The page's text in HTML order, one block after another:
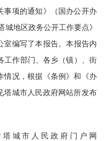
事项的通知》（国办公开办
城地区政务公开工作要点》
室编写了本报告。本报告内
工作部门 、各乡（镇） 、 街
情况，根据《条例》和《办
塔城市人民政府网站所发布
塔城市人民政府门户网